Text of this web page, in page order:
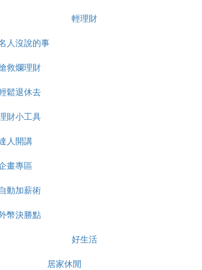
輕理財
人沒說的事
救爛理財
鬆退休去
財小工具
人開講
畫專區
動加薪術
幣決勝點
好生活
居家休閒